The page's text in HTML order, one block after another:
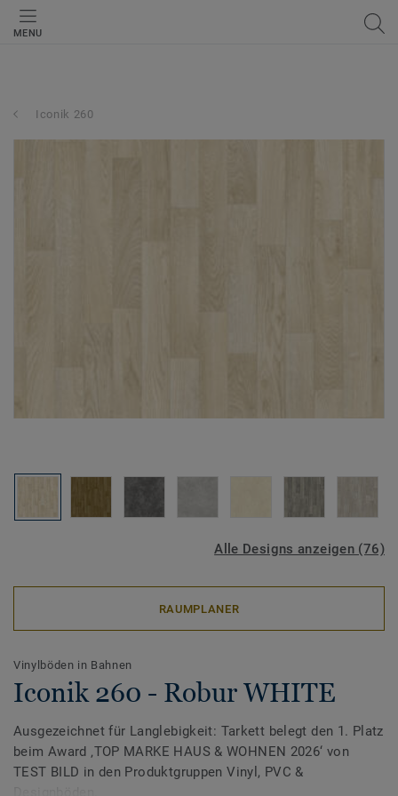
MENU
Iconik 260
Alle Designs anzeigen (76)
RAUMPLANER
Vinylböden in Bahnen
Iconik 260 - Robur WHITE
Ausgezeichnet für Langlebigkeit: Tarkett belegt den 1. Platz
beim Award ‚TOP MARKE HAUS & WOHNEN 2026‘ von
TEST BILD in den Produktgruppen Vinyl, PVC &